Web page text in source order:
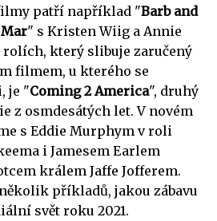
patří například "Barb and
Mar" s Kristen Wiig a Annie
který slibuje zaručený
filmem, u kterého se
je "Coming 2 America", druhý
z osmdesátých let. V novém
s Eddie Murphym v roli
i Jamesem Earlem
králem Jaffe Jofferem.
příkladů, jakou zábavu
svět roku 2021.